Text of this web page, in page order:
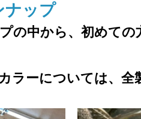
ナップ
の中から、 初めての
ラーについては、全